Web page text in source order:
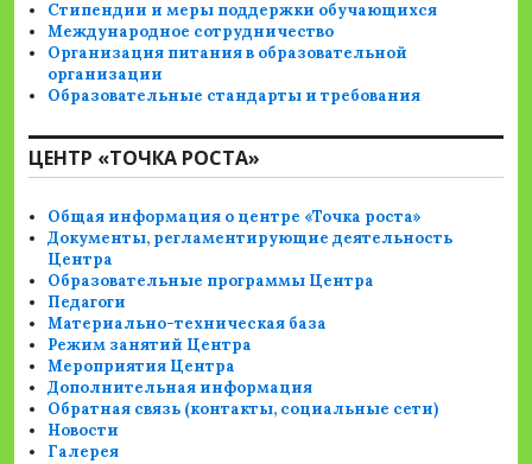
Стипендии и меры поддержки обучающихся
Международное сотрудничество
Организация питания в образовательной
организации
Образовательные стандарты и требования
ЦЕНТР «ТОЧКА РОСТА»
Общая информация о центре «Точка роста»
Документы, регламентирующие деятельность
Центра
Образовательные программы Центра
Педагоги
Материально-техническая база
Режим занятий Центра
Мероприятия Центра
Дополнительная информация
Обратная связь (контакты, социальные сети)
Новости
Галерея